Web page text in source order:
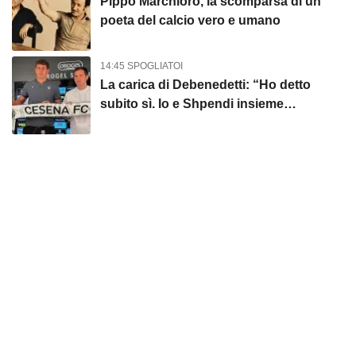
poeta del calcio vero e umano
14:45 SPOGLIATOI
La carica di Debenedetti: “Ho detto
subito sì. Io e Shpendi insieme